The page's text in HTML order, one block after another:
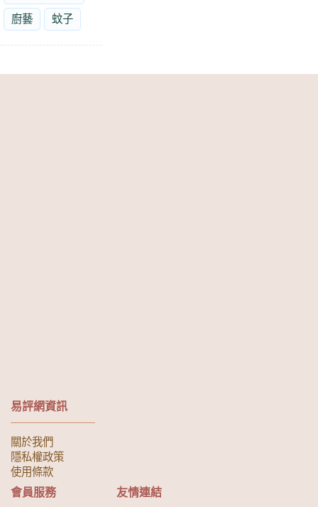
廚藝 蚊子
易評網資訊
關於我們
隱私權政策
使用條款
會員服務 友情連結